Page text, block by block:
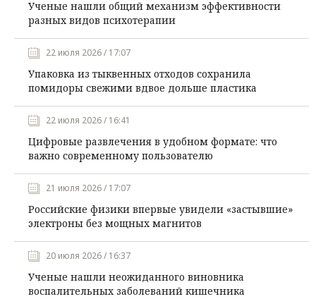
Ученые нашли общий механизм эффективности
разных видов психотерапии
22 июля 2026 / 17:07
Упаковка из тыквенных отходов сохранила
помидоры свежими вдвое дольше пластика
22 июля 2026 / 16:41
Цифровые развлечения в удобном формате: что
важно современному пользователю
21 июля 2026 / 17:07
Российские физики впервые увидели «застывшие»
электроны без мощных магнитов
20 июля 2026 / 16:37
Ученые нашли неожиданного виновника
воспалительных заболеваний кишечника